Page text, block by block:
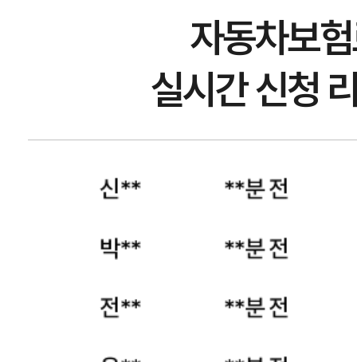
자동차보
실시간 신청
**분 전
박** **분 전
전** **분 전
윤** **분 전